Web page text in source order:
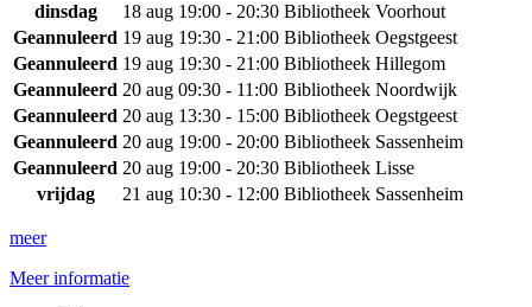
dinsdag
18 aug 19:00 - 20:30 Bibliotheek Voorhout
Geannuleerd 19 aug 19:30 - 21:00 Bibliotheek Oegstgeest
Geannuleerd 19 aug 19:30 - 21:00 Bibliotheek Hillegom
Geannuleerd 20 aug 09:30 - 11:00 Bibliotheek Noordwijk
Geannuleerd 20 aug 13:30 - 15:00 Bibliotheek Oegstgeest
Geannuleerd 20 aug 19:00 - 20:00 Bibliotheek Sassenheim
Geannuleerd 20 aug 19:00 - 20:30 Bibliotheek Lisse
vrijdag
21 aug 10:30 - 12:00 Bibliotheek Sassenheim
meer
Meer informatie